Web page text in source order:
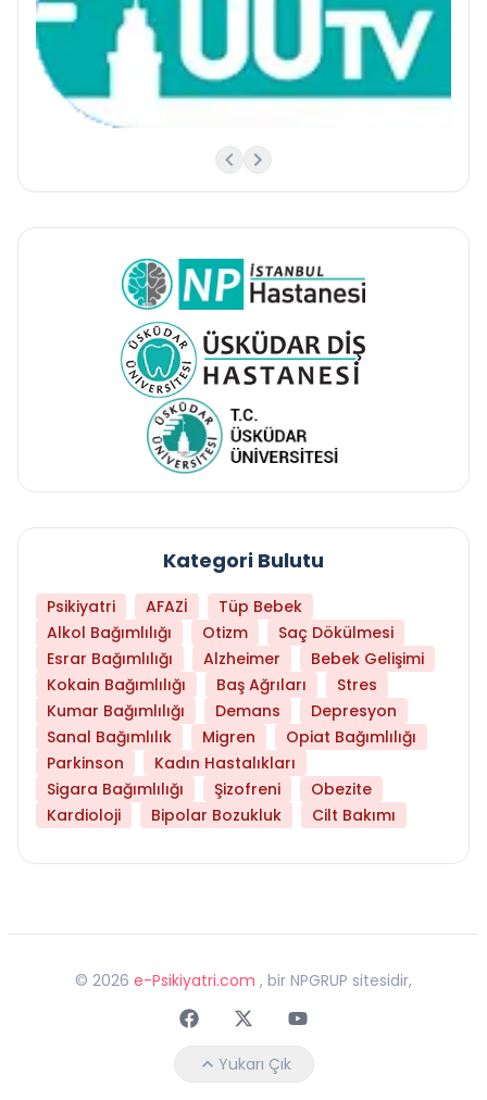
Kategori Bulutu
Psikiyatri AFAZİ
Tüp Bebek
Alkol Bağımlılığı
Otizm
Saç Dökülmesi
Esrar Bağımlılığı
Alzheimer
Bebek Gelişimi
Kokain Bağımlılığı
Baş Ağrıları
Stres
Kumar Bağımlılığı
Demans
Depresyon
Sanal Bağımlılık
Migren
Opiat Bağımlılığı
Parkinson
Kadın Hastalıkları
Sigara Bağımlılığı
Şizofreni
Obezite
Kardioloji
Bipolar Bozukluk Cilt Bakımı
© 2026 e-Psikiyatri.com , bir NPGRUP sitesidir,
FaceebokTwitterYoutube
Yukarı Çık